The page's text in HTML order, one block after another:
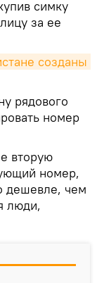
симку
за ее
созданы
рядового
номер
вторую
номер,
дешевле, чем
люди,